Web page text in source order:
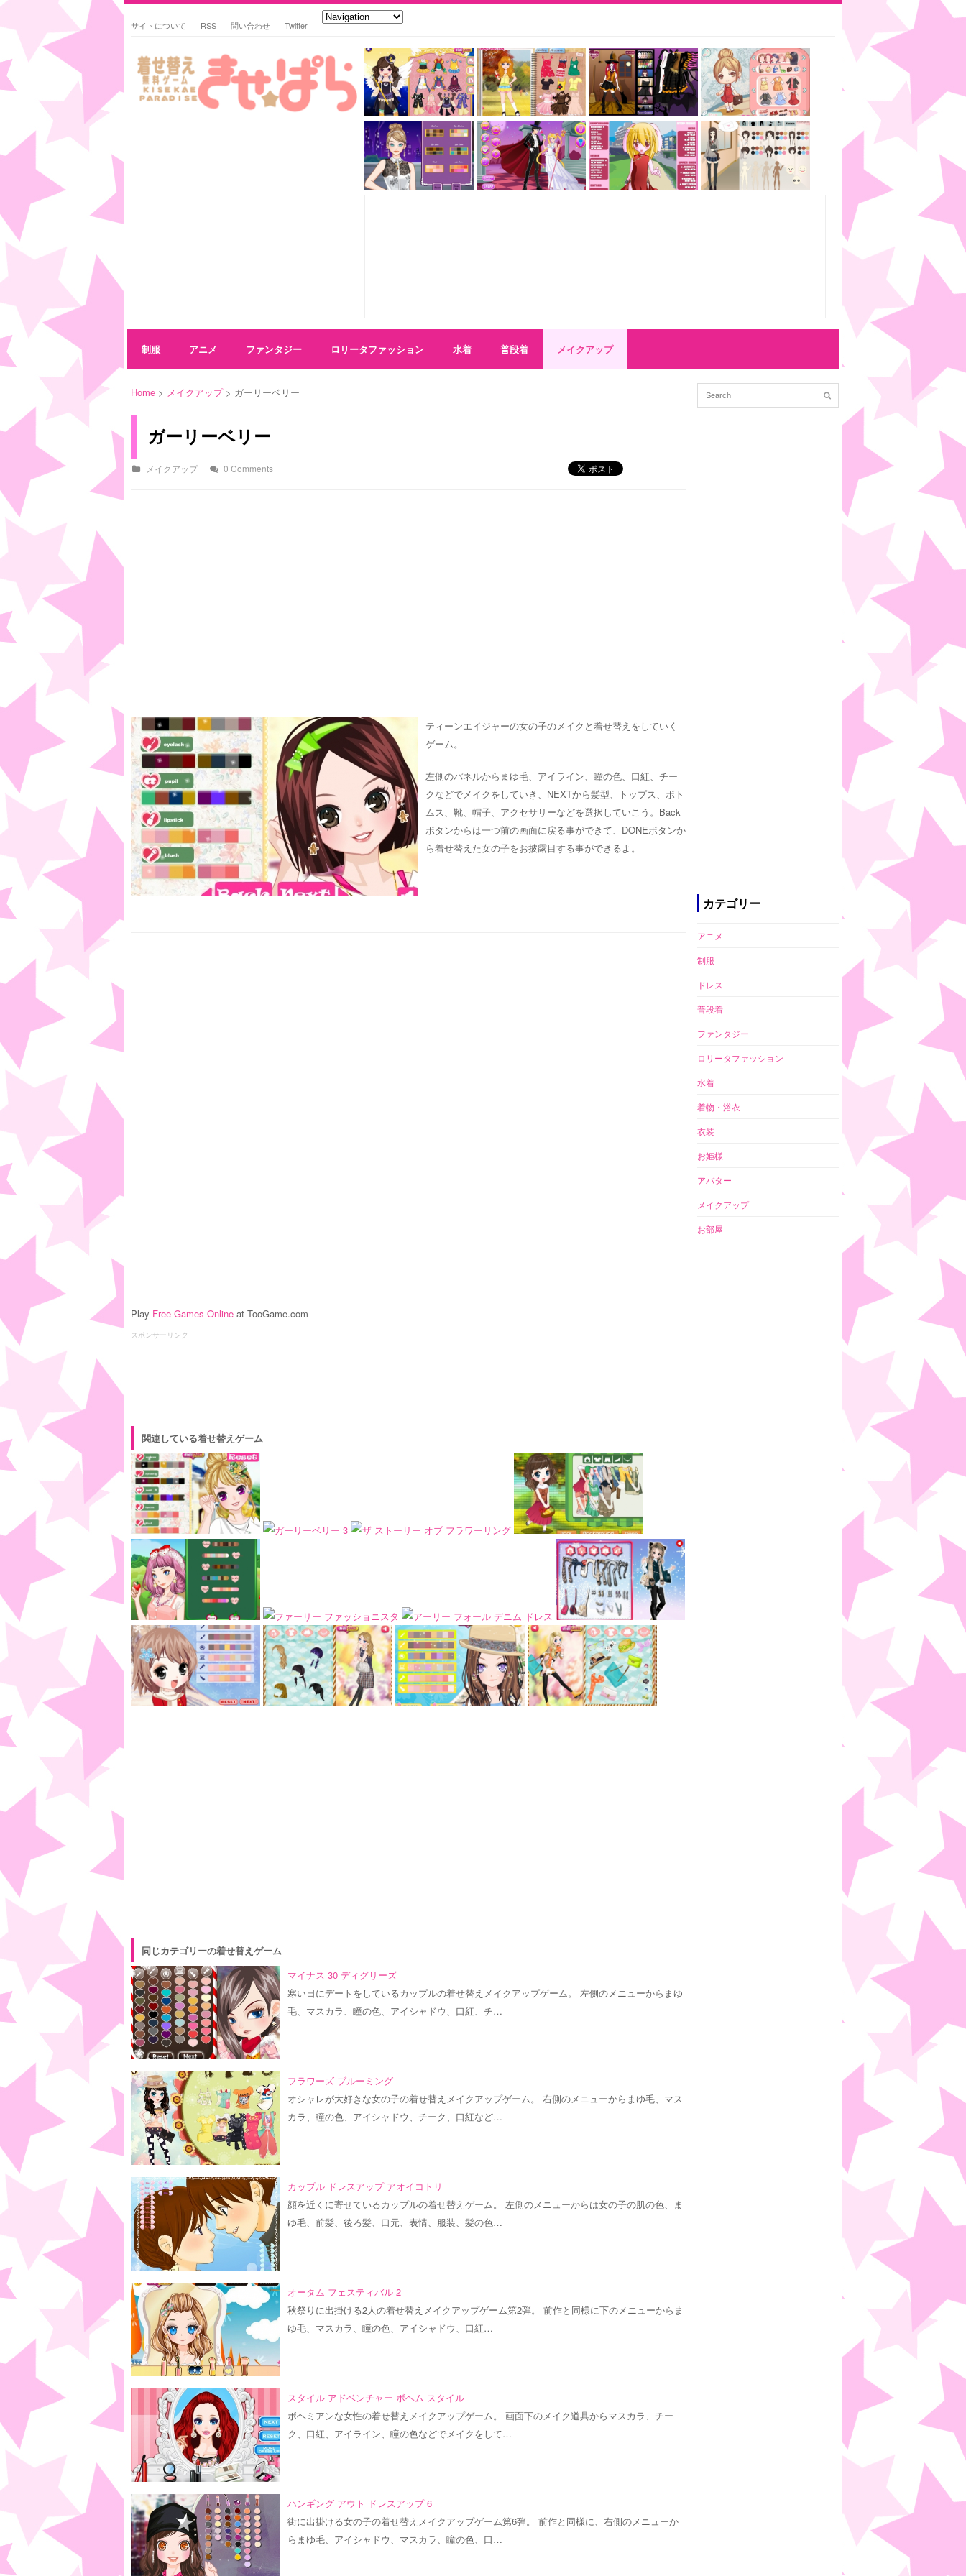
サイトについて RSS 問い合わせ Twitter
制服 アニメ ファンタジー ロリータファッション 水着 普段着 メイクアップ
Home > メイクアップ> ガーリーベリー
ガーリーベリー
メイクアップ 0 Comments
ティーンエイジャーの女の子のメイクと着せ替えをしていく
ゲーム。
左側のパネルからまゆ毛、アイライン、瞳の色、口紅、チー
クなどでメイクをしていき、NEXTから髪型、トップス、ボト
ムス、靴、帽子、アクセサリーなどを選択していこう。Back
ボタンからは一つ前の画面に戻る事ができて、DONEボタンか
ら着せ替えた女の子をお披露目する事ができるよ。
Play Free Games Online at TooGame.com
スポンサーリンク
関連している着せ替えゲーム
同じカテゴリーの着せ替えゲーム
マイナス 30 ディグリーズ
寒い日にデートをしているカップルの着せ替えメイクアップゲーム。 左側のメニューからまゆ
毛、マスカラ、瞳の色、アイシャドウ、口紅、チ…
フラワーズ ブルーミング
オシャレが大好きな女の子の着せ替えメイクアップゲーム。 右側のメニューからまゆ毛、マス
カラ、瞳の色、アイシャドウ、チーク、口紅など…
カップル ドレスアップ アオイコトリ
顔を近くに寄せているカップルの着せ替えゲーム。 左側のメニューからは女の子の肌の色、ま
ゆ毛、前髪、後ろ髪、口元、表情、服装、髪の色…
オータム フェスティバル 2
秋祭りに出掛ける2人の着せ替えメイクアップゲーム第2弾。 前作と同様に下のメニューからま
ゆ毛、マスカラ、瞳の色、アイシャドウ、口紅…
スタイル アドベンチャー ボヘム スタイル
ボヘミアンな女性の着せ替えメイクアップゲーム。 画面下のメイク道具からマスカラ、チー
ク、口紅、アイライン、瞳の色などでメイクをして…
ハンギング アウト ドレスアップ 6
街に出掛ける女の子の着せ替えメイクアップゲーム第6弾。 前作と同様に、右側のメニューか
らまゆ毛、アイシャドウ、マスカラ、瞳の色、口…
カテゴリー
アニメ
制服
ドレス
普段着
ファンタジー
ロリータファッション
水着
着物・浴衣
衣装
お姫様
アバター
メイクアップ
お部屋